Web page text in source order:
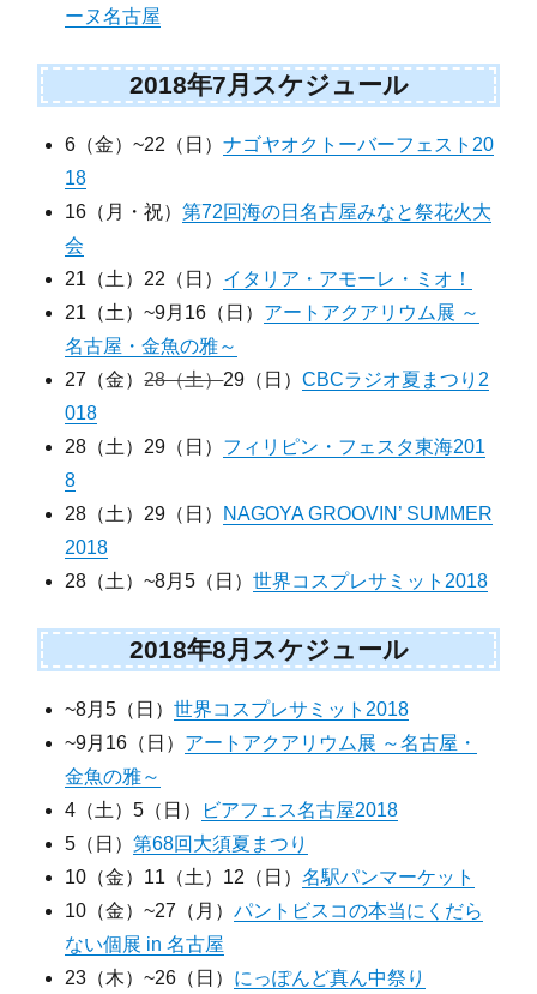
ーヌ名古屋
2018年7月スケジュール
6（金）~22（日）ナゴヤオクトーバーフェスト20
18
16（月・祝）第72回海の日名古屋みなと祭花火大
会
21（土）22（日） イタリア・アモーレ・ミオ！
21（土）~9月16（日） アートアクアリウム展 ～
名古屋・金魚の雅～
27（金）28（土）29（日）CBCラジオ夏まつり2
018
28（土）29（日） フィリピン・フェスタ東海201
8
28（土）29（日） NAGOYA GROOVIN’ SUMMER
2018
28（土）~8月5（日）世界コスプレサミット2018
2018年8月スケジュール
~8月5（日）世界コスプレサミット2018
~9月16（日） アートアクアリウム展 ～名古屋・
金魚の雅～
4（土）5（日）
ビアフェス名古屋2018
5（日）第68回大須夏まつり
10（金）11（土）12（日）名駅パンマーケット
10（金）~27（月）パントビスコの本当にくだら
ない個展 in 名古屋
23（木）~26（日） にっぽんど真ん中祭り